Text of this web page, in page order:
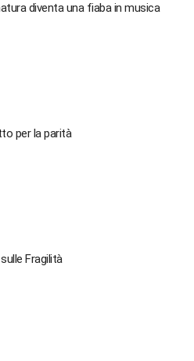
diventa una fiaba in musica
per la parità
Fragilità